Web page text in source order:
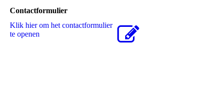
Contactformulier
Klik hier om het contactformulier
te openen